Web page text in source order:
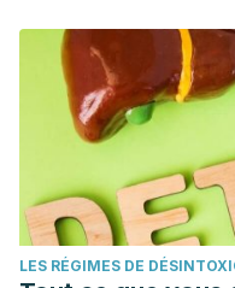
LES RÉGIMES DE